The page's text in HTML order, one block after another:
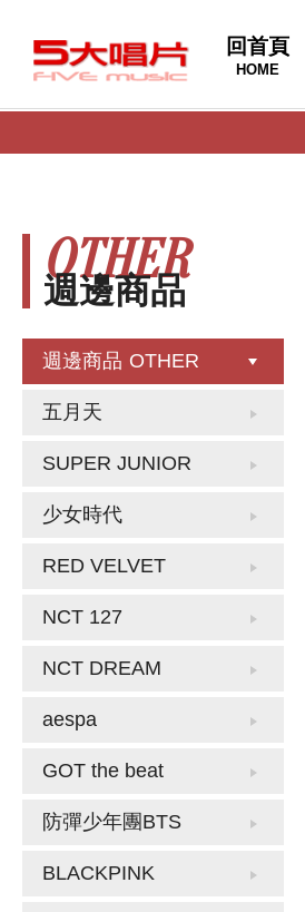
回首頁
HOME
週邊商品
OTHER
週邊商品 OTHER
五月天
SUPER JUNIOR
少女時代
RED VELVET
NCT 127
NCT DREAM
aespa
GOT the beat
防彈少年團BTS
BLACKPINK